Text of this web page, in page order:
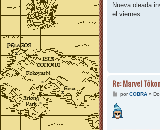
n
a
Nueva oleada
el viernes.
Re: Marvel
M
n
s
a
porCOBRA»